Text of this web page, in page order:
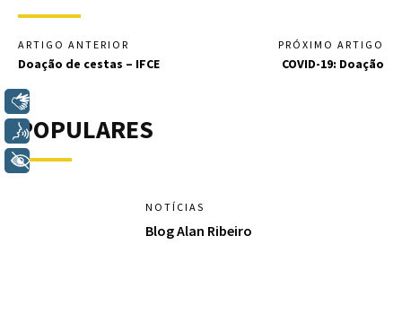
ARTIGO ANTERIOR
Doação de cestas – IFCE
PRÓXIMO ARTIGO
COVID-19: Doação
POPULARES
NOTÍCIAS
Blog Alan Ribeiro
Voz
+ Acessibilidade